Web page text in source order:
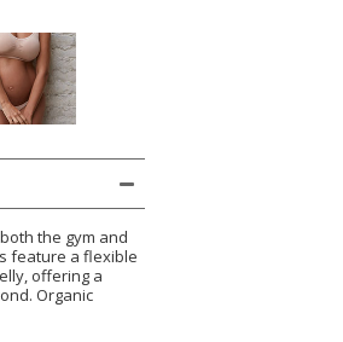
the gym and
feature a flexible
offering a
Organic